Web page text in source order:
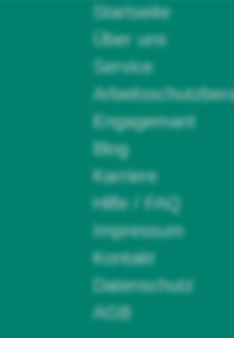
Startseite
Über uns
Service
Engagemant
Blog
Karriere
Hilfe / FAQ
Impressum
Kontakt
Datenschutz
AGB